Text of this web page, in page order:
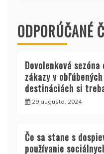
ODPORÚČANÉ
Dovolenková
zákazy v
destináciách si
29 augusta, 2024
Čo sa stane s
používanie